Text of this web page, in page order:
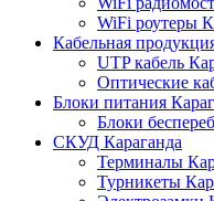
WiFi роутеры
Кабельная
UTP кабель
Оптические
Блоки питания
Блоки
СКУД Караганда
Терминалы
Турникеты